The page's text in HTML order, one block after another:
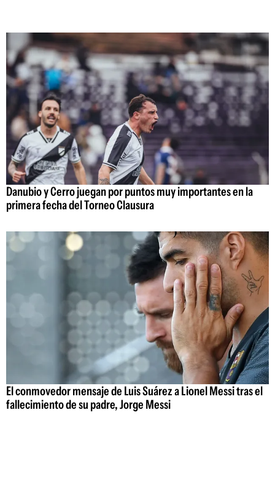
Danubio y Cerro juegan por puntos muy importantes en la
primera fecha del Torneo Clausura
El conmovedor mensaje de Luis Suárez a Lionel Messi tras el
fallecimiento de su padre, Jorge Messi